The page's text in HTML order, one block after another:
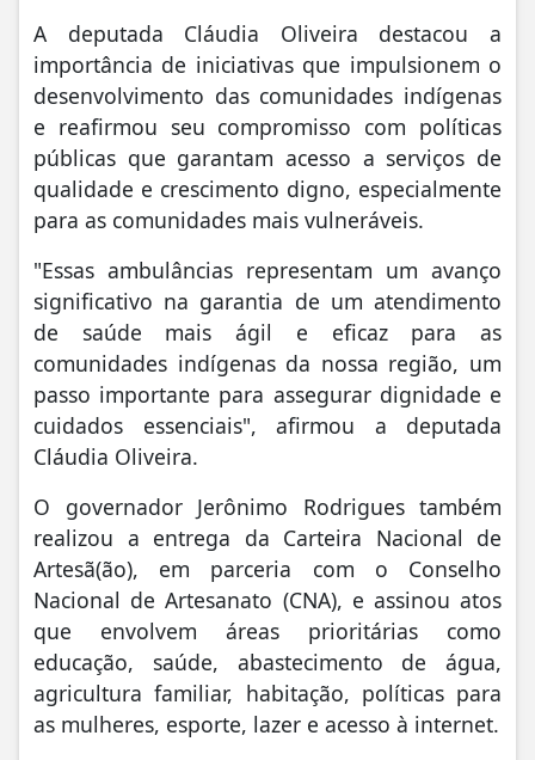
A deputada Cláudia Oliveira destacou a
importância de iniciativas que impulsionem o
desenvolvimento das comunidades indígenas
e reafirmou seu compromisso com políticas
públicas que garantam acesso a serviços de
qualidade e crescimento digno, especialmente
para as comunidades mais vulneráveis.
"Essas ambulâncias representam um avanço
significativo na garantia de um atendimento
de saúde mais ágil e eficaz para as
comunidades indígenas da nossa região, um
passo importante para assegurar dignidade e
cuidados essenciais", afirmou a deputada
Cláudia Oliveira.
O governador Jerônimo Rodrigues também
realizou a entrega da Carteira Nacional de
Artesã(ão), em parceria com o Conselho
Nacional de Artesanato (CNA), e assinou atos
que envolvem áreas prioritárias como
educação, saúde, abastecimento de água,
agricultura familiar, habitação, políticas para
as mulheres, esporte, lazer e acesso à internet.